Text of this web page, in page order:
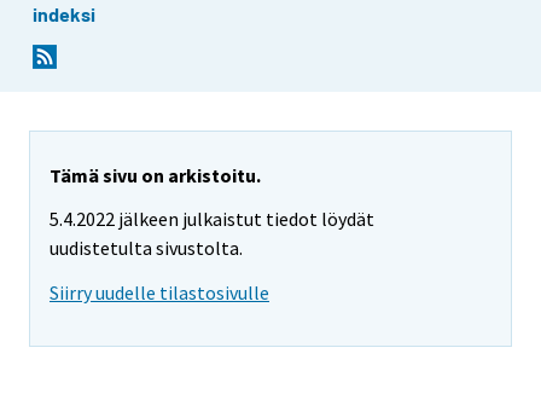
indeksi
Tämä sivu on arkistoitu.
5.4.2022 jälkeen julkaistut tiedot löydät
uudistetulta sivustolta.
Siirry uudelle tilastosivulle